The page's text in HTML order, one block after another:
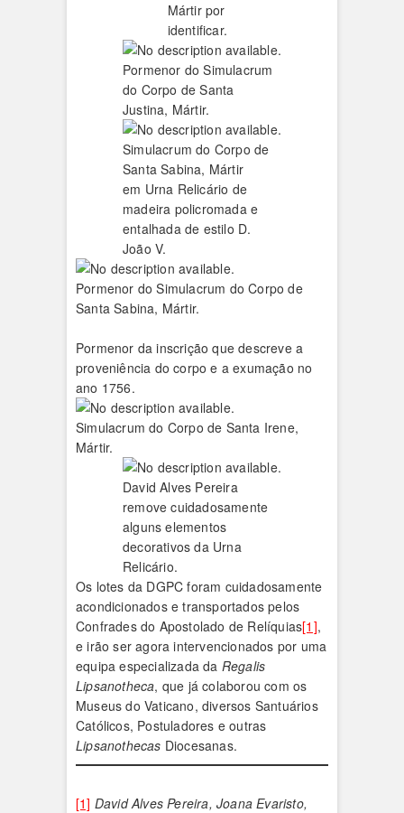
Mártir por
identificar.
Pormenor do Simulacrum
do Corpo de Santa
Justina, Mártir.
Simulacrum do Corpo de
Santa Sabina, Mártir
em Urna Relicário de
madeira policromada e
entalhada de estilo D.
João V.
Pormenor do Simulacrum do Corpo de
Santa Sabina, Mártir.
Pormenor da inscrição que descreve a
proveniência do corpo e a exumação no
ano 1756.
Simulacrum do Corpo de Santa Irene,
Mártir.
David Alves Pereira
remove cuidadosamente
alguns elementos
decorativos da Urna
Relicário.
Os lotes da DGPC foram cuidadosamente
acondicionados e transportados pelos
Confrades do Apostolado de Relíquias[1],
e irão ser agora intervencionados por uma
equipa especializada da Regalis
Lipsanotheca, que já colaborou com os
Museus do Vaticano, diversos Santuários
Católicos, Postuladores e outras
Lipsanothecas Diocesanas.
[1] David Alves Pereira, Joana Evaristo,